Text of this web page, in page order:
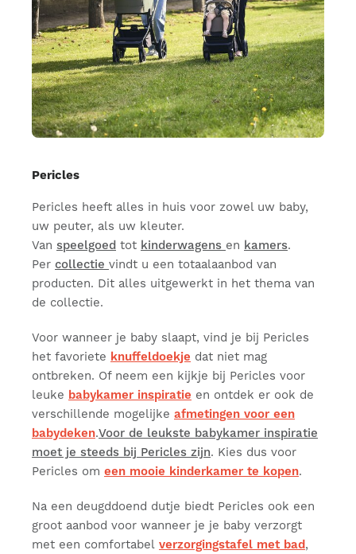
Pericles
Pericles heeft alles in huis voor zowel uw baby,
uw peuter, als uw kleuter.
Van speelgoed tot kinderwagens en kamers.
Per collectie vindt u een totaalaanbod van
producten. Dit alles uitgewerkt in het thema van
de collectie.
Voor wanneer je baby slaapt, vind je bij Pericles
het favoriete knuffeldoekje dat niet mag
ontbreken. Of neem een kijkje bij Pericles voor
leuke babykamer inspiratie en ontdek er ook de
verschillende mogelijke afmetingen voor een
babydeken.Voor de leukste babykamer inspiratie
moet je steeds bij Pericles zijn. Kies dus voor
Pericles om een mooie kinderkamer te kopen.
Na een deugddoend dutje biedt Pericles ook een
groot aanbod voor wanneer je je baby verzorgt
met een comfortabel verzorgingstafel met bad,